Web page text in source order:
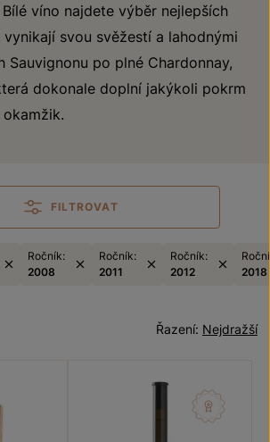
víno najdete výběr nejlepších
svou svěžestí a lahodnými
Sauvignonu po plné Chardonnay,
dokonale doplní jakýkoli pokrm
FILTROVAT
Ročník:
2008
Ročník:
2011
Ročník:
2012
2018
Nejdražší
Řazení: